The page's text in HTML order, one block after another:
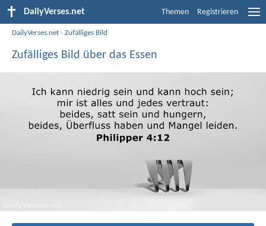
DailyVerses.net Themen Registrieren
DailyVerses.net ›Zufälliges Bild
Zufälliges Bild über das Essen